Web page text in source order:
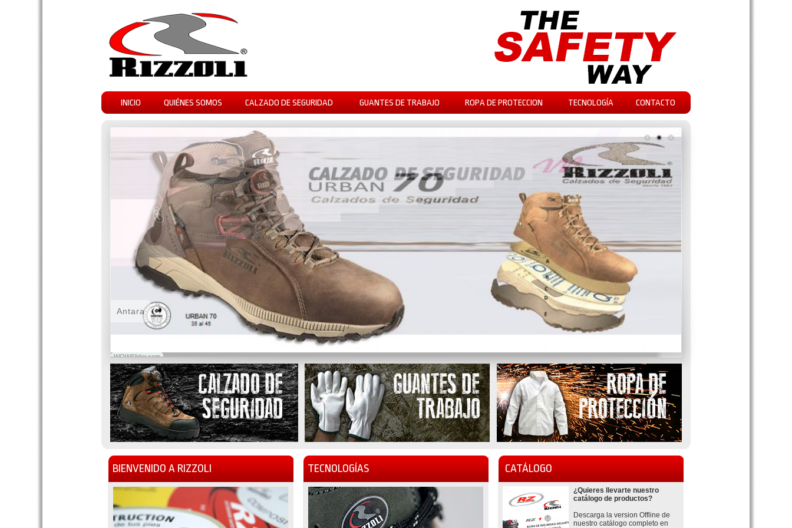
INICIO QUIÉNES SOMOS CALZADO DE SEGURIDAD GUANTES DE TRABAJO ROPA DE PROTECCION TECNOLOGÍA CONTACTO
WOWSlider.com
Antara
BIENVENIDO A RIZZOLI TECNOLOGÍAS CATÁLOGO
¿Quieres llevarte nuestro
catálogo de productos?
Descarga la version Offline de
nuestro catálogo completo en